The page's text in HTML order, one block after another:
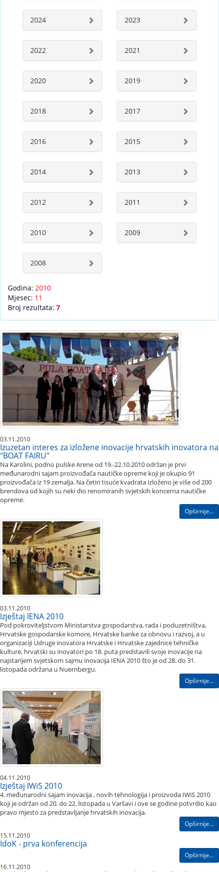
2024 2023
2022 2021
2020 2019
2018 2017
2016 2015
2014 2013
2012 2011
2010 2009
2008
Godina: 2010
Mjesec: 11
Broj rezultata: 7
03.11.2010
Izuzetan interes za izložene inovacije hrvatskih inovatora na
"BOAT FAIRU"
Na Karolini, podno pulske Arene od 19.-22.10.2010 održan je prvi
međunarodni sajam proizvođača nautičke opreme koji je okupio 91
proizvođača iz 19 zemalja. Na četiri tisuće kvadrata izloženo je više od 200
brendova od kojih su neki dio renomiranih svjetskih koncerna nautičke
opreme.
Opširnije...
03.11.2010
Izještaj IENA 2010
Pod pokroviteljstvom Ministarstva gospodarstva, rada i poduzetništva,
Hrvatske gospodarske komore, Hrvatske banke za obnovu i razvoj, a u
organizaciji Udruge inovatora Hrvatske i Hrvatske zajednice tehničke
kulture, hrvatski su inovatori po 18. puta predstavili svoje inovacije na
najstarijem svjetskom sajmu inovacija IENA 2010 što je od 28. do 31.
listopada održana u Nuernbergu.
Opširnije...
04.11.2010
Izještaj IWiS 2010
4. međunarodni sajam inovacija , novih tehnologija i proizvoda IWiS 2010
koji je održan od 20. do 22. listopada u Varšavi i ove se godine potvrdio kao
pravo mjesto za predstavljanje hrvatskih inovacija.
Opširnije...
15.11.2010
IdoK - prva konferencija
Opširnije...
16.11.2010